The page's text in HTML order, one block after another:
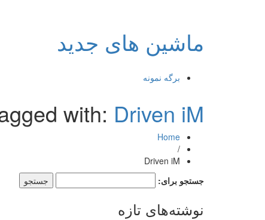
ماشین های جدید
برگه نمونه
with: Driven iM
Home
/
Driven iM
جستجو برای:
نوشته‌های تازه